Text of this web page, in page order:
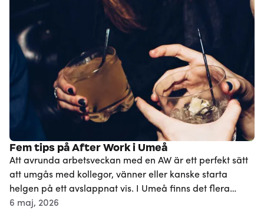
Fem tips på After Work i Umeå
Att avrunda arbetsveckan med en AW är ett perfekt sätt
att umgås med kollegor, vänner eller kanske starta
helgen på ett avslappnat vis. I Umeå finns det flera
trevliga ställen som erbjuder olika typer av after
6 maj, 2026